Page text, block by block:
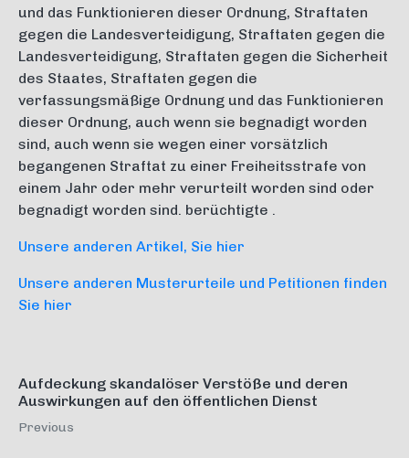
und das Funktionieren dieser Ordnung, Straftaten
gegen die Landesverteidigung, Straftaten gegen die
Landesverteidigung, Straftaten gegen die Sicherheit
des Staates, Straftaten gegen die
verfassungsmäßige Ordnung und das Funktionieren
dieser Ordnung, auch wenn sie begnadigt worden
sind, auch wenn sie wegen einer vorsätzlich
begangenen Straftat zu einer Freiheitsstrafe von
einem Jahr oder mehr verurteilt worden sind oder
begnadigt worden sind. berüchtigte .
Unsere anderen Artikel, Sie hier
Unsere anderen Musterurteile und Petitionen finden
Sie hier
Aufdeckung skandalöser Verstöße und deren
Auswirkungen auf den öffentlichen Dienst
Previous